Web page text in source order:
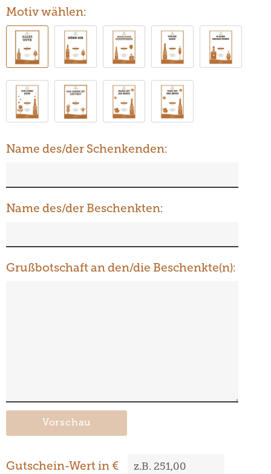
Motiv wählen:
Name des/der Schenkenden:
Name des/der Beschenkten:
Grußbotschaft an den/die Beschenkte(n):
Vorschau
Gutschein-Wert in €